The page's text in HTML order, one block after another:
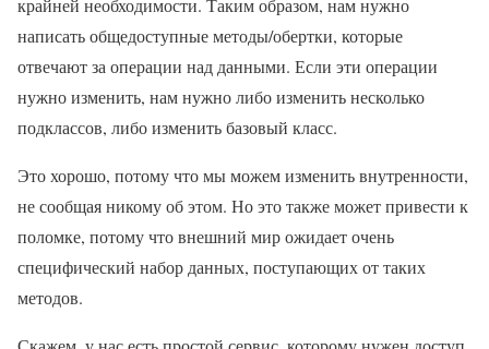
крайней необходимости. Таким образом, нам нужно
написать общедоступные методы/обертки, которые
отвечают за операции над данными. Если эти операции
нужно изменить, нам нужно либо изменить несколько
подклассов, либо изменить базовый класс.
Это хорошо, потому что мы можем изменить внутренности,
не сообщая никому об этом. Но это также может привести к
поломке, потому что внешний мир ожидает очень
специфический набор данных, поступающих от таких
методов.